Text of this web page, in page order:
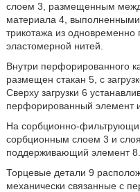
слоем 3, размещенным
материала 4, выполненными
трикотажа из одновременно
эластомерной нитей.
Внутри перфорированного
размещен стакан 5, с
Сверху загрузки 6
перфорированный элемент
На сорбционно-
сорбционным слоем 3 и
поддерживающий элемент 8.
Торцевые детали 9
механически связанные с